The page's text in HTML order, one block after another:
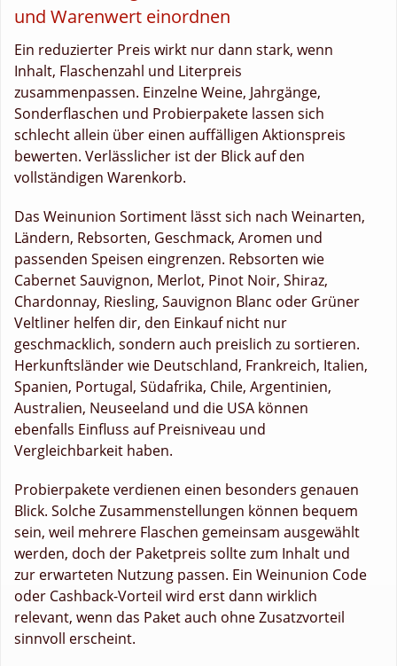
und Warenwert einordnen
Ein reduzierter Preis wirkt nur dann stark, wenn
Inhalt, Flaschenzahl und Literpreis
zusammenpassen. Einzelne Weine, Jahrgänge,
Sonderflaschen und Probierpakete lassen sich
schlecht allein über einen auffälligen Aktionspreis
bewerten. Verlässlicher ist der Blick auf den
vollständigen Warenkorb.
Das Weinunion Sortiment lässt sich nach Weinarten,
Ländern, Rebsorten, Geschmack, Aromen und
passenden Speisen eingrenzen. Rebsorten wie
Cabernet Sauvignon, Merlot, Pinot Noir, Shiraz,
Chardonnay, Riesling, Sauvignon Blanc oder Grüner
Veltliner helfen dir, den Einkauf nicht nur
geschmacklich, sondern auch preislich zu sortieren.
Herkunftsländer wie Deutschland, Frankreich, Italien,
Spanien, Portugal, Südafrika, Chile, Argentinien,
Australien, Neuseeland und die USA können
ebenfalls Einfluss auf Preisniveau und
Vergleichbarkeit haben.
Probierpakete verdienen einen besonders genauen
Blick. Solche Zusammenstellungen können bequem
sein, weil mehrere Flaschen gemeinsam ausgewählt
werden, doch der Paketpreis sollte zum Inhalt und
zur erwarteten Nutzung passen. Ein Weinunion Code
oder Cashback-Vorteil wird erst dann wirklich
relevant, wenn das Paket auch ohne Zusatzvorteil
sinnvoll erscheint.